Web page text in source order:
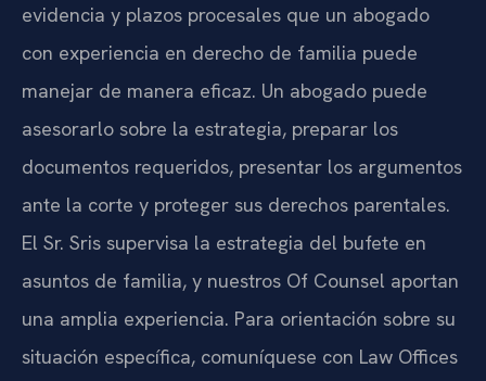
evidencia y plazos procesales que un abogado
con experiencia en derecho de familia puede
manejar de manera eficaz. Un abogado puede
asesorarlo sobre la estrategia, preparar los
documentos requeridos, presentar los argumentos
ante la corte y proteger sus derechos parentales.
El Sr. Sris supervisa la estrategia del bufete en
asuntos de familia, y nuestros Of Counsel aportan
una amplia experiencia. Para orientación sobre su
situación específica, comuníquese con Law Offices